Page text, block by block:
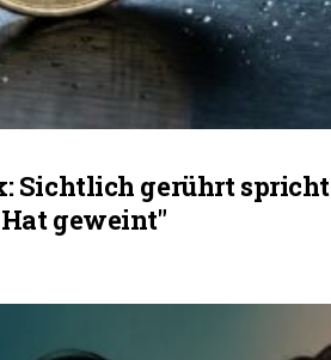
Sichtlich gerührt spricht
geweint"